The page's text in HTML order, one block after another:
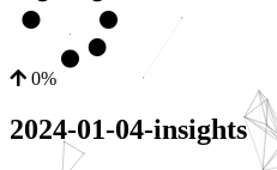
0%
2024-01-04-insights